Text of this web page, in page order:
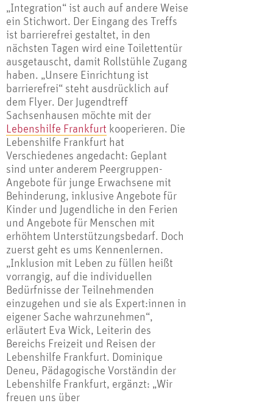
„Integration“ ist auch auf andere Weise
ein Stichwort. Der Eingang des Treffs
ist barrierefrei gestaltet, in den
nächsten Tagen wird eine Toilettentür
ausgetauscht, damit Rollstühle Zugang
haben. „Unsere Einrichtung ist
barrierefrei“ steht ausdrücklich auf
dem Flyer. Der Jugendtreff
Sachsenhausen möchte mit der
Lebenshilfe Frankfurt kooperieren. Die
Lebenshilfe Frankfurt hat
Verschiedenes angedacht: Geplant
sind unter anderem Peergruppen-
Angebote für junge Erwachsene mit
Behinderung, inklusive Angebote für
Kinder und Jugendliche in den Ferien
und Angebote für Menschen mit
erhöhtem Unterstützungsbedarf. Doch
zuerst geht es ums Kennenlernen.
„Inklusion mit Leben zu füllen heißt
vorrangig, auf die individuellen
Bedürfnisse der Teilnehmenden
einzugehen und sie als Expert:innen in
eigener Sache wahrzunehmen“,
erläutert Eva Wick, Leiterin des
Bereichs Freizeit und Reisen der
Lebenshilfe Frankfurt. Dominique
Deneu, Pädagogische Vorständin der
Lebenshilfe Frankfurt, ergänzt: „Wir
freuen uns über